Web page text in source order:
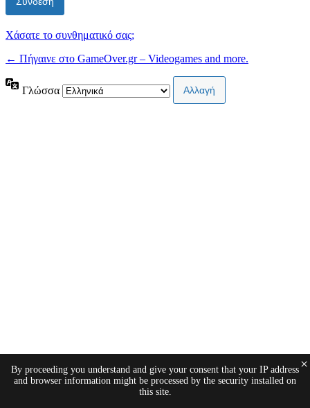
Χάσατε το συνθηματικό σας;
← Πήγαινε στο GameOver.gr – Videogames and more.
Γλώσσα
By proceeding you understand and give your consent that your IP address
and browser information might be processed by the security installed on
this site.
×